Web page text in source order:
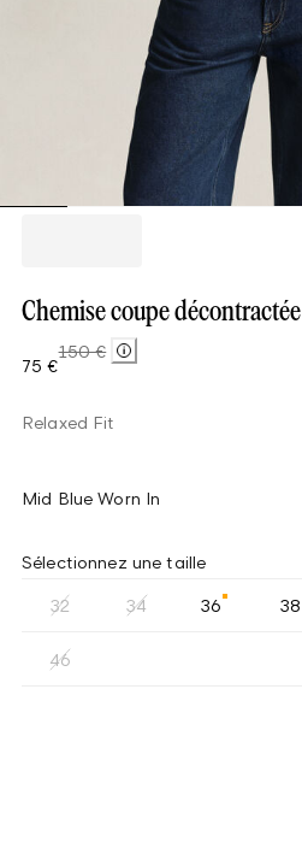
Chemise coupe
75 €
150 €
Relaxed Fit
Mid Blue Worn In
Sélectionnez une taille
32 34 36 38
46